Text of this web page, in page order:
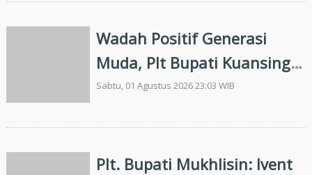
Wadah Positif Generasi
Muda, Plt Bupati Kuansing
Diwakili Asisten II Resmikan
Sabtu, 01 Agustus 2026 23:03 WIB
Plt. Bupati Mukhlisin: Ivent